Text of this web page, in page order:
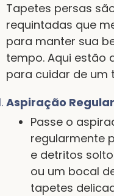
Tapetes persas
requintadas que
para manter sua
tempo. Aqui estão
para cuidar de um
Aspiração
Passe o
regularmente
e detritos
ou um bocal
tapetes